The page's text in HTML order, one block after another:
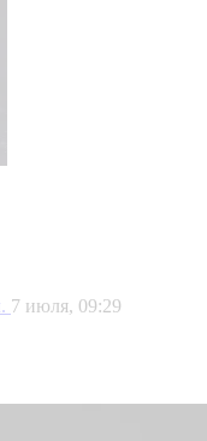
7 июля, 09:29